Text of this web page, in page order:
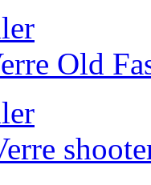
Old